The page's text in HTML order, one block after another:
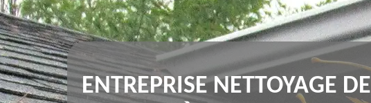
ENTREPRISE NETTOYAGE DE